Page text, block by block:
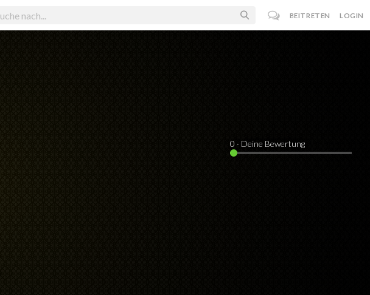
BEITRETEN LOGIN
0 · Deine Bewertung